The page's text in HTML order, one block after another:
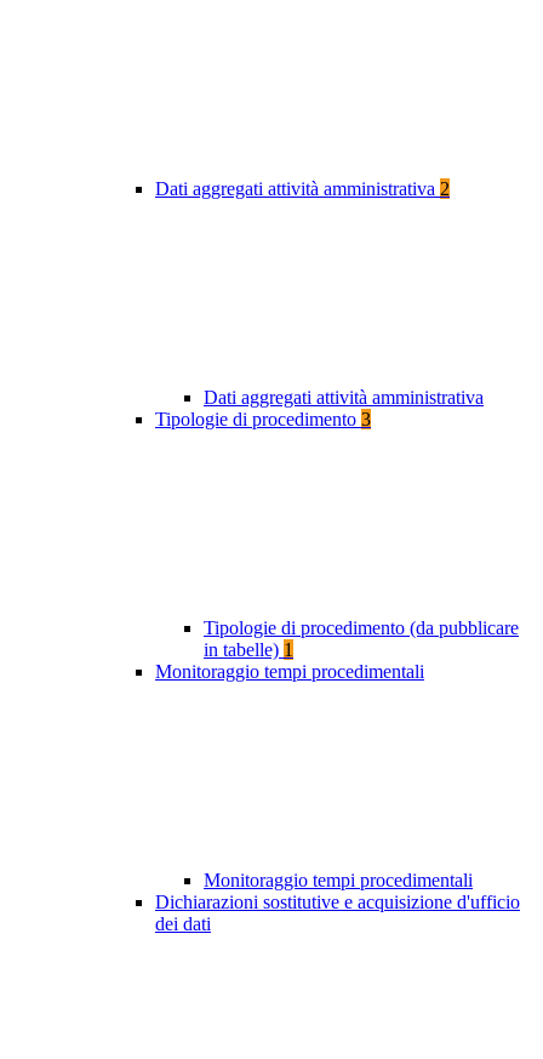
Dati aggregati attività amministrativa 2
Dati aggregati attività amministrativa
Tipologie di procedimento 3
Tipologie di procedimento (da pubblicare
in tabelle) 1
Monitoraggio tempi procedimentali
Monitoraggio tempi procedimentali
Dichiarazioni sostitutive e acquisizione d'ufficio
dei dati